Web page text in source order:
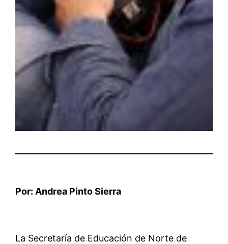
Por: Andrea Pinto Sierra
La Secretaría de Educación de Norte de